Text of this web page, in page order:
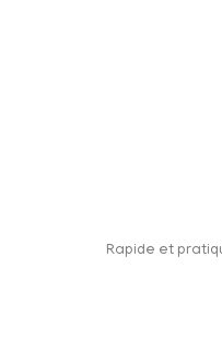
Rapide et